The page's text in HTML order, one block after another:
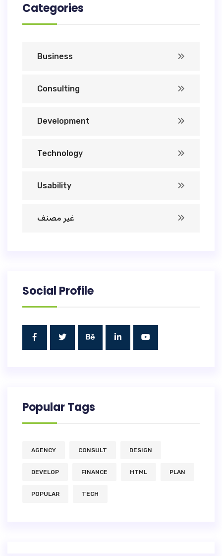
Categories
Business
Consulting
Development
Technology
Usability
غير مصنف
Social Profile
Popular Tags
AGENCY CONSULT DESIGN
DEVELOP FINANCE HTML PLAN
POPULAR TECH